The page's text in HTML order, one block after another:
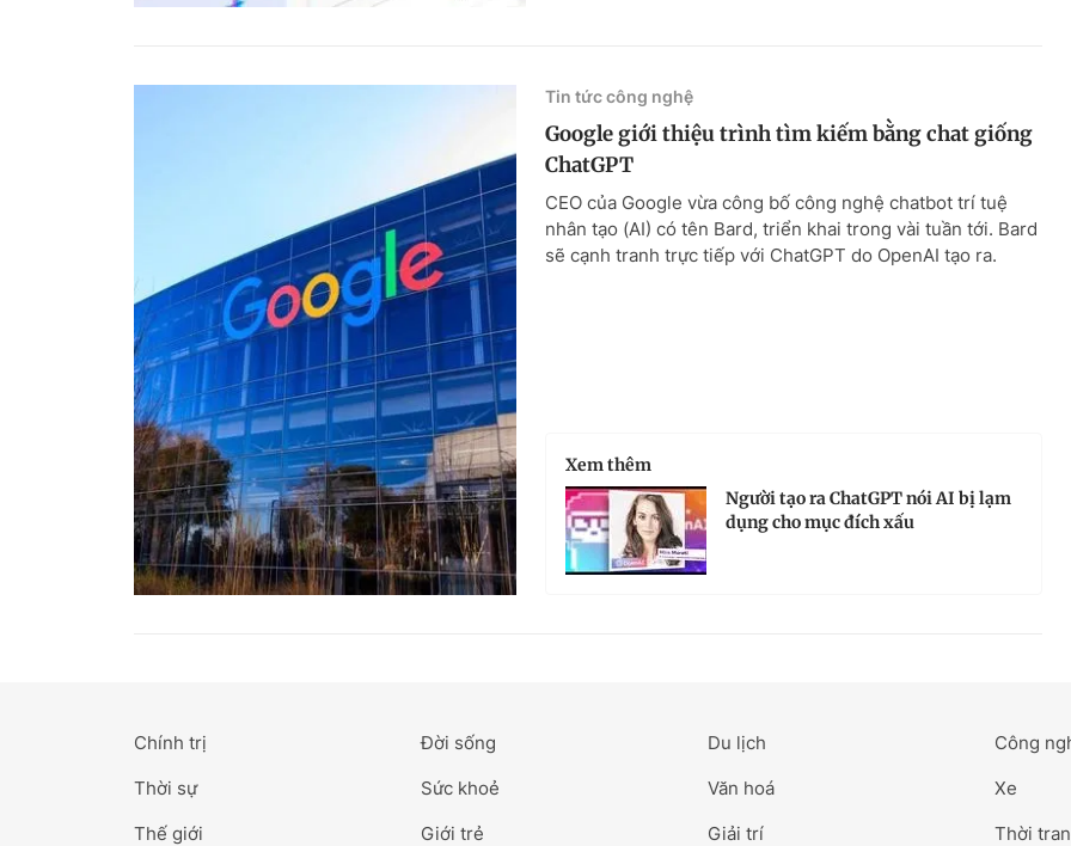
Tin tức công nghệ
Google giới thiệu trình tìm kiếm bằng chat giống
ChatGPT
CEO của Google vừa công bố công nghệ chatbot trí tuệ
nhân tạo (AI) có tên Bard, triển khai trong vài tuần tới. Bard
sẽ cạnh tranh trực tiếp với ChatGPT do OpenAI tạo ra.
Xem thêm
Người tạo ra ChatGPT nói AI bị lạm
dụng cho mục đích xấu
Chính trị
Thời sự
Thế giới
Đời sống
Sức khoẻ
Giới trẻ
Du lịch
Văn hoá
Giải trí
Công
Xe
Thời